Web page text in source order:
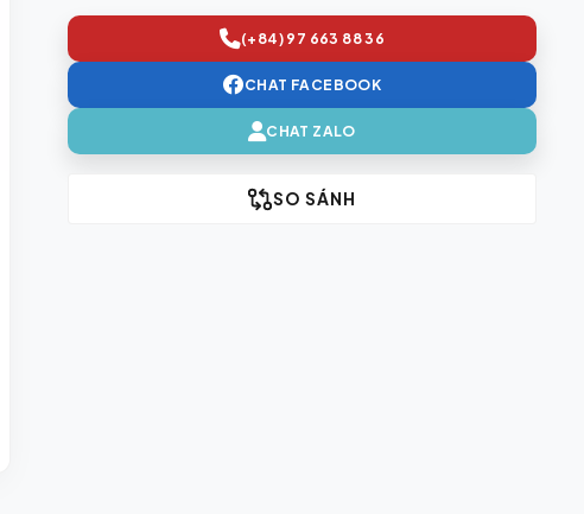
(+84) 97 663 88 36
CHAT FACEBOOK
CHAT ZALO
SO SÁNH